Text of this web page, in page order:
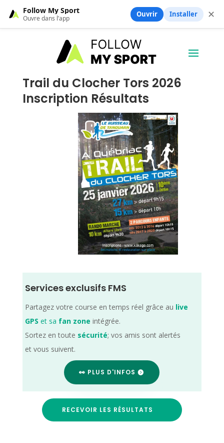
Trail du Clocher Tors 2026
Inscription Résultats
Services exclusifs FMS
Partagez votre course en temps réel grâce au live
GPS et sa fan zone intégrée.
Sortez en toute sécurité; vos amis sont alertés
et vous suivent.
👀 PLUS D'INFOS
RECEVOIR LES RÉSULTATS
Follow My Sport
Ouvre dans l’app Ouvrir Installer ✕